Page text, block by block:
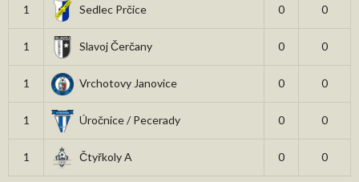
1 Sedlec Prčice 0 0
1 Slavoj Čerčany 0 0
1 Vrchotovy Janovice 0 0
1 Úročnice / Pecerady 0 0
1 Čtyřkoly A 0 0